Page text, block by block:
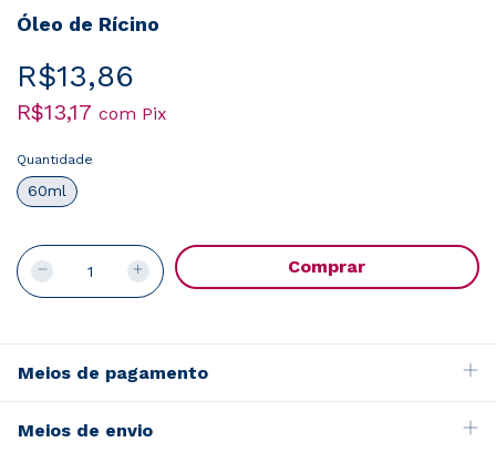
Óleo de Rícino
R$13,86
R$13,17 com Pix
Quantidade
60ml
Meios de pagamento
Meios de envio